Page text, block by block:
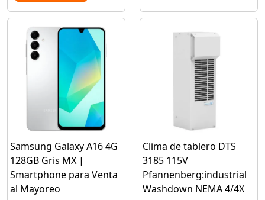
Samsung Galaxy A16 4G
128GB Gris MX |
Smartphone para Venta
al Mayoreo
Clima de tablero DTS
3185 115V
Pfannenberg:industrial
Washdown NEMA 4/4X